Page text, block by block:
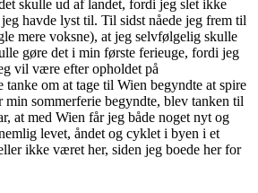
skulle ud af landet, fordi jeg slet ikke
havde lyst til. Til sidst nåede jeg frem til
mere voksne), at jeg selvfølgelig skulle
gøre det i min første ferieuge, fordi jeg
vil være efter opholdet på
om at tage til Wien begyndte at spire
min sommerferie begyndte, blev tanken til
at med Wien får jeg både noget nyt og
levet, åndet og cyklet i byen i et
ikke været her, siden jeg boede her for